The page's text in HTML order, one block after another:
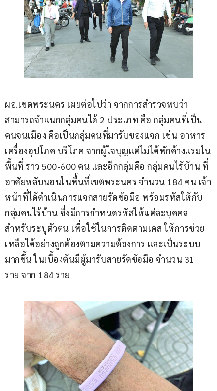
ผอ.เขตพระนคร เผยต่อไปว่า จากการสำรวจพบว่า
สามารถจำแนกกลุ่มคนได้ 2 ประเภท คือ กลุ่มคนที่เป็น
คนจนเมือง คือเป็นกลุ่มคนที่มารับของแจก เช่น อาหาร
เครื่องอุปโภค บริโภค จากผู้ใจบุญแต่ไม่ได้พักค้างแรมใน
พื้นที่ ราว 500-600 คน และอีกกลุ่มคือ กลุ่มคนไร้บ้าน ที่
อาศัยหลับนอนในพื้นที่เขตพระนคร จำนวน 184 คน เจ้า
หน้าที่ได้ดำเนินการแจกสายรัดข้อมือ พร้อมรหัสให้กับ
กลุ่มคนไร้บ้าน ซึ่งมีการกำหนดรหัสให้แต่ละบุคคล
สำหรับระบุตัวตน เพื่อใช้ในการติดตามเคส ให้การช่วย
เหลือได้อย่างถูกต้องตามความต้องการ และเป็นระบบ
มากขึ้น ในเบื้องต้นมีผู้มารับสายรัดข้อมือ จำนวน 31
ราย จาก 184 ราย